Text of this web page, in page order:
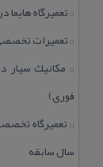
:: تعمیرگاه
:: تعمیرات
:: مكانیك
فوری)
::
سال سابقه